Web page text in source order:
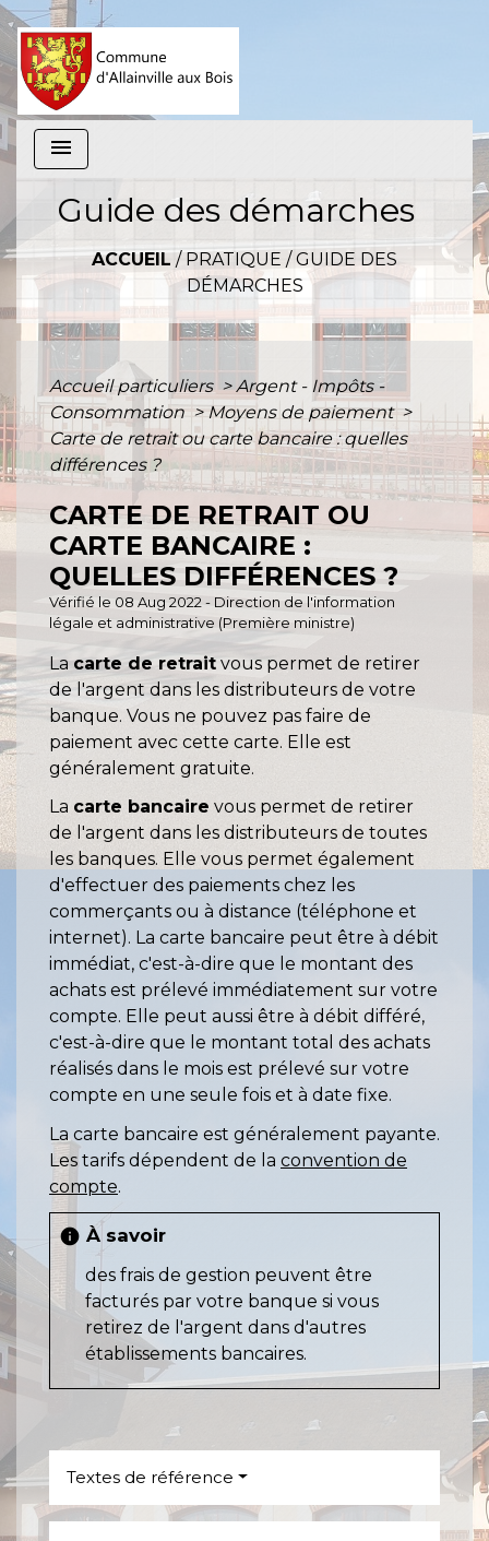
menu
Guide des démarches
ACCUEIL / PRATIQUE /GUIDE DES
DÉMARCHES
Accueil particuliers > Argent - Impôts -
Consommation > Moyens de paiement>
Carte de retrait ou carte bancaire : quelles
différences ?
CARTE DE RETRAIT OU
CARTE BANCAIRE :
QUELLES DIFFÉRENCES ?
Vérifié le 08 Aug 2022 - Direction de l'information
légale et administrative (Première ministre)
Lacarte de retrait vous permet de retirer
de l'argent dans les distributeurs de votre
banque. Vous ne pouvez pas faire de
paiement avec cette carte. Elle est
généralement gratuite.
La carte bancaire vous permet de retirer
de l'argent dans les distributeurs de toutes
les banques. Elle vous permet également
d'effectuer des paiements chez les
commerçants ou à distance (téléphone et
internet). La carte bancaire peut être à débit
immédiat, c'est-à-dire que le montant des
achats est prélevé immédiatement sur votre
compte. Elle peut aussi être à débit différé,
c'est-à-dire que le montant total des achats
réalisés dans le mois est prélevé sur votre
compte en une seule fois et à date fixe.
La carte bancaire est généralement payante.
Les tarifs dépendent de la convention de
compte.
info À savoir
des frais de gestion peuvent être
facturés par votre banque si vous
retirez de l'argent dans d'autres
établissements bancaires.
Textes de référence